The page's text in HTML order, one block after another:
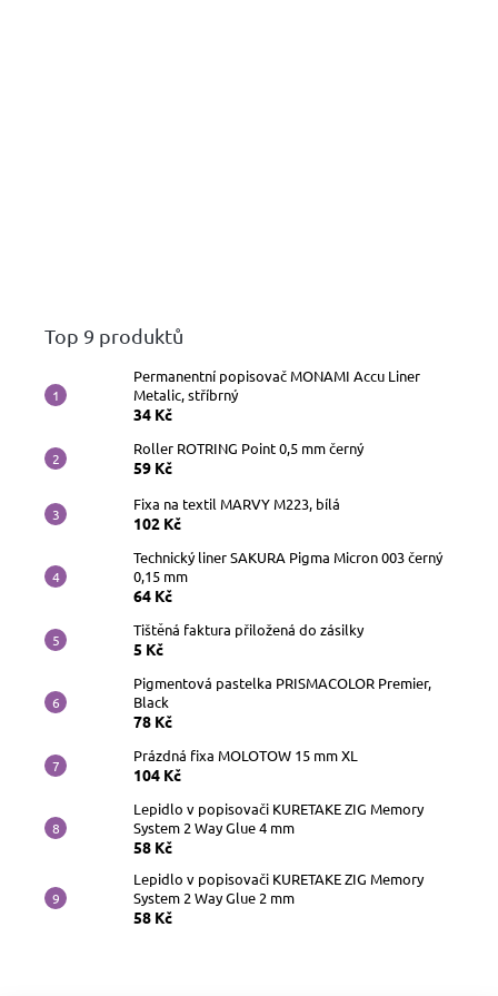
Top 9 produktů
Permanentní popisovač MONAMI Accu Liner
Metalic, stříbrný
34 Kč
Roller ROTRING Point 0,5 mm černý
59 Kč
Fixa na textil MARVY M223, bílá
102 Kč
Technický liner SAKURA Pigma Micron 003 černý
0,15 mm
64 Kč
Tištěná faktura přiložená do zásilky
5 Kč
Pigmentová pastelka PRISMACOLOR Premier,
Black
78 Kč
Prázdná fixa MOLOTOW 15 mm XL
104 Kč
Lepidlo v popisovači KURETAKE ZIG Memory
System 2 Way Glue 4 mm
58 Kč
Lepidlo v popisovači KURETAKE ZIG Memory
System 2 Way Glue 2 mm
58 Kč